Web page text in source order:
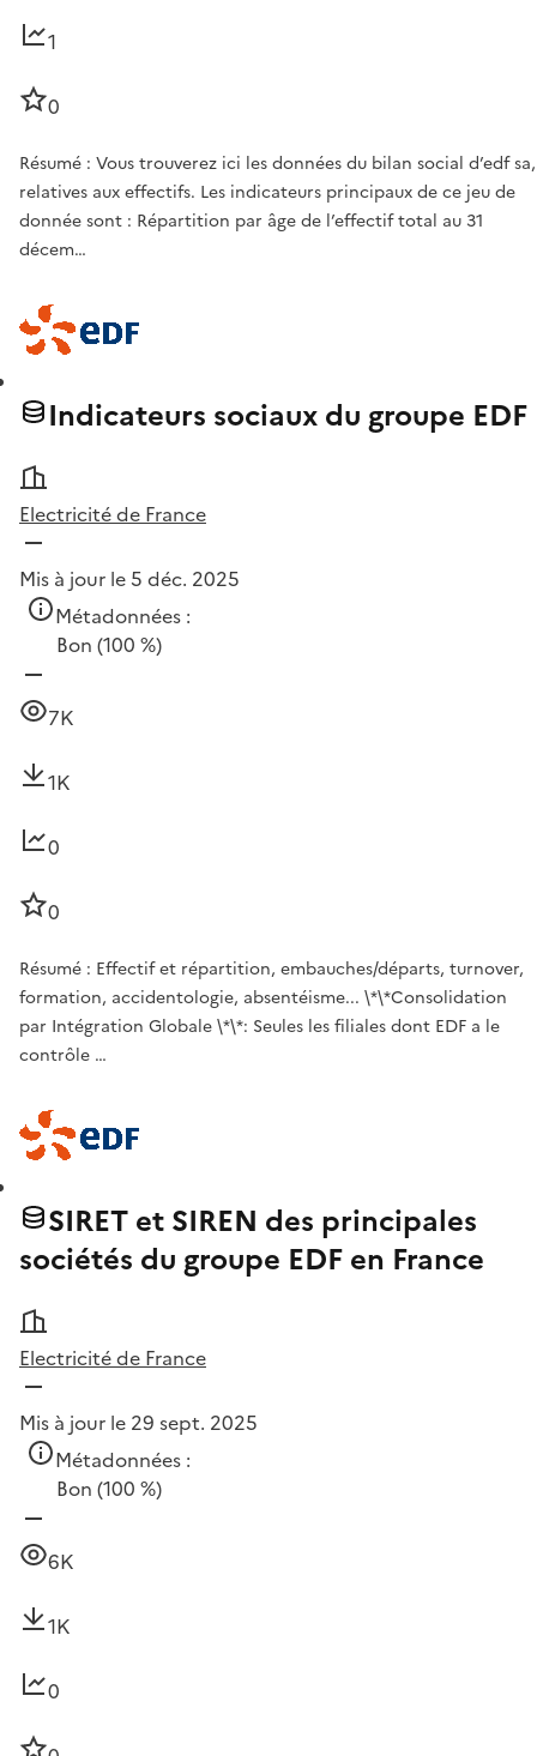
1
0
Résumé : Vous trouverez ici les données du bilan social d’edf sa,
relatives aux effectifs. Les indicateurs principaux de ce jeu de
donnée sont : Répartition par âge de l’effectif total au 31
décem…
Indicateurs sociaux du groupe EDF
Electricité de France
Mis à jour le 5 déc. 2025
Métadonnées :
Bon (100 %)
7K
1K
0
0
Résumé : Effectif et répartition, embauches/départs, turnover,
formation, accidentologie, absentéisme... \*\*Consolidation
par Intégration Globale \*\*: Seules les filiales dont EDF a le
contrôle …
SIRET et SIREN des principales
sociétés du groupe EDF en France
Electricité de France
Mis à jour le 29 sept. 2025
Métadonnées :
Bon (100 %)
6K
1K
0